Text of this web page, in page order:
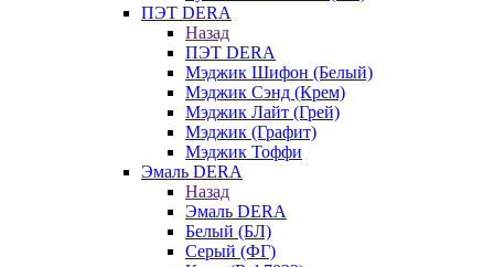
ПЭТ DERA
Назад
ПЭТ DERA
Мэджик Шифон (Белый)
Мэджик Сэнд (Крем)
Мэджик Лайт (Грей)
Мэджик (Графит)
Мэджик Тоффи
Эмаль DERA
Назад
Эмаль DERA
Белый (БЛ)
Серый (ФГ)